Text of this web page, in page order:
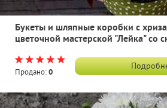
Букеты и шляпные коробки с
цветочной мастерской "Лейка" со
Продано:0